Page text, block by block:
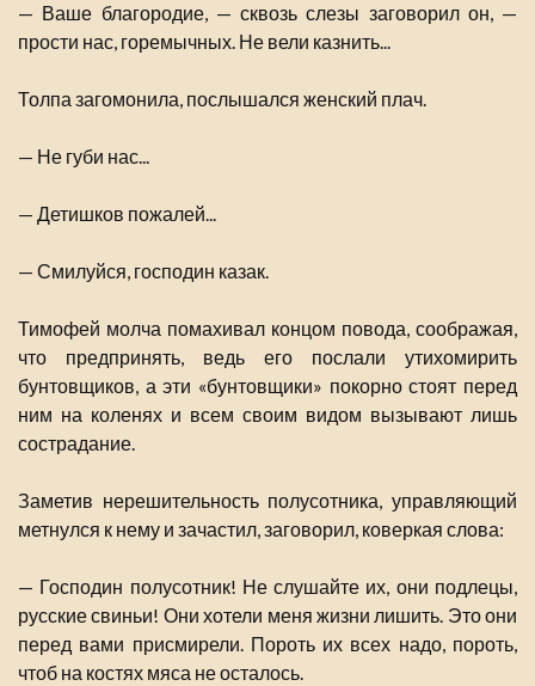
— Ваше благородие, — сквозь слезы заговорил он, —
прости нас, горемычных. Не вели казнить...
Толпа загомонила, послышался женский плач.
— Не губи нас...
— Детишков пожалей...
— Смилуйся, господин казак.
Тимофей молча помахивал концом повода, соображая,
что предпринять, ведь его послали утихомирить
бунтовщиков, а эти «бунтовщики» покорно стоят перед
ним на коленях и всем своим видом вызывают лишь
сострадание.
Заметив нерешительность полусотника, управляющий
метнулся к нему и зачастил, заговорил, коверкая слова:
— Господин полусотник! Не слушайте их, они подлецы,
русские свиньи! Они хотели меня жизни лишить. Это они
перед вами присмирели. Пороть их всех надо, пороть,
чтоб на костях мяса не осталось.